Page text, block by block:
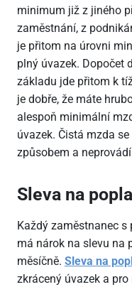
minimum již z jiného
zaměstnání, z
je přitom na úrovni
plný úvazek. Dopočet
základu jde přitom k
je dobře, že máte
alespoň minimální
úvazek. Čistá mzda
způsobem a
Sleva na
Každý zaměstnanec
má nárok na slevu na
měsíčně. Sleva na
zkrácený úvazek a